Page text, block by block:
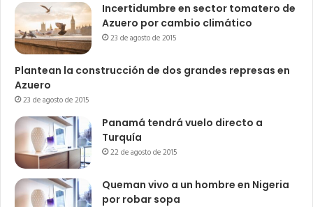
Incertidumbre en sector tomatero de
Azuero por cambio climático
23 de agosto de 2015
Plantean la construcción de dos grandes represas en
Azuero
23 de agosto de 2015
Panamá tendrá vuelo directo a
Turquía
22 de agosto de 2015
Queman vivo a un hombre en Nigeria
por robar sopa